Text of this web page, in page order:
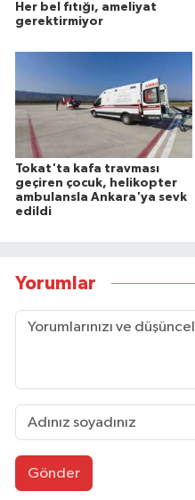
Her bel fıtığı, ameliyat
gerektirmiyor
Tokat'ta kafa travması
geçiren çocuk, helikopter
ambulansla Ankara'ya sevk
edildi
Yorumlar
Gönder